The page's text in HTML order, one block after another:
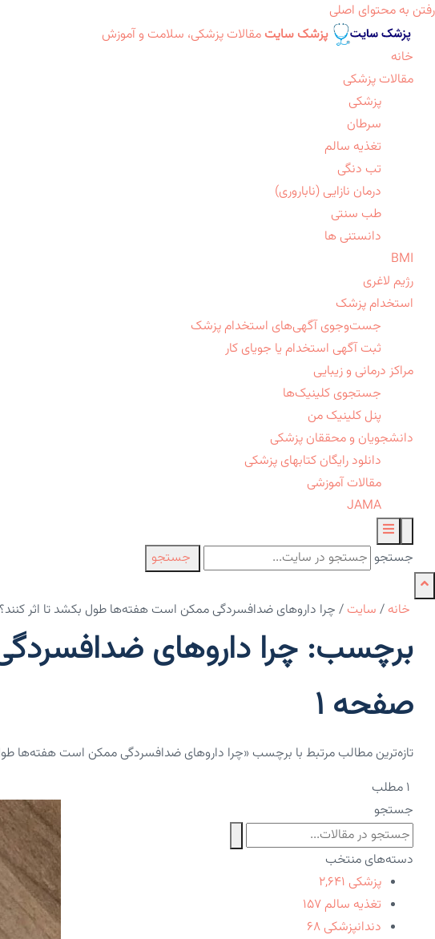
رفتن به محتوای اصلی
پزشک سایت مقالات پزشکی، سلامت و آموزش
خانه
مقالات پزشکی
پزشکی
سرطان
تغذیه سالم
تب دنگی
درمان نازایی (ناباروری)
طب سنتی
دانستنی ها
BMI
رژیم لاغری
استخدام پزشک
جست‌وجوی آگهی‌های استخدام پزشک
ثبت آگهی استخدام یا جویای کار
مراکز درمانی و زیبایی
جستجوی کلینیک‌ها
پنل کلینیک من
دانشجویان و محققان پزشکی
دانلود رایگان کتابهای پزشکی
مقالات آموزشی
JAMA
جستجو جستجو
خانه / سایت / چرا داروهای ضدافسردگی ممکن است هفته‌ها طول بکشد تا اثر کنند؟
برچسب: چرا داروهای
صفحه 1
تازه‌ترین مطالب مرتبط با برچسب «چرا داروهای ضدافسردگی ممکن است هفته‌ها
۱ مطلب
جستجو
دسته‌های منتخب
پزشکی ۲,۶۴۱
تغذیه سالم ۱۵۷
دندانپزشکی ۶۸